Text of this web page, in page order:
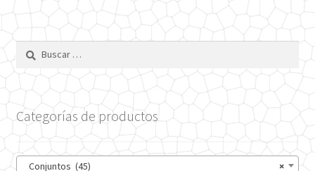
65€
variantes.
Las
opciones
pueden
la
página
Categorías de productos
×
Conjuntos (45)